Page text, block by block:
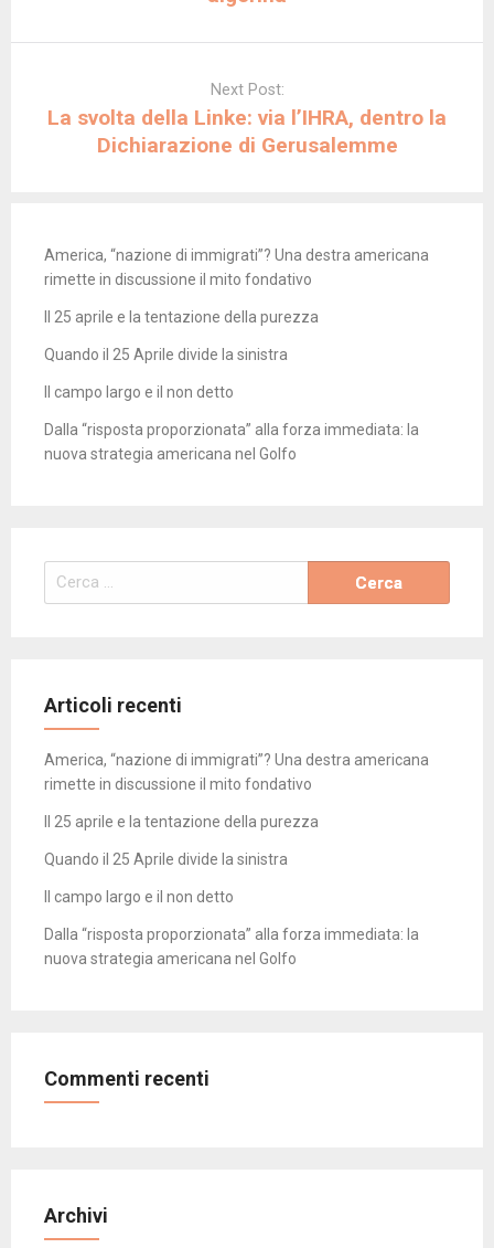
Next Post:
La svolta della Linke: via l’IHRA, dentro la
Dichiarazione di Gerusalemme
America, “nazione di immigrati”? Una destra americana
rimette in discussione il mito fondativo
Il 25 aprile e la tentazione della purezza
Quando il 25 Aprile divide la sinistra
Il campo largo e il non detto
Dalla “risposta proporzionata” alla forza immediata: la
nuova strategia americana nel Golfo
Ricerca
per:
Articoli recenti
America, “nazione di immigrati”? Una destra americana
rimette in discussione il mito fondativo
Il 25 aprile e la tentazione della purezza
Quando il 25 Aprile divide la sinistra
Il campo largo e il non detto
Dalla “risposta proporzionata” alla forza immediata: la
nuova strategia americana nel Golfo
Commenti recenti
Archivi